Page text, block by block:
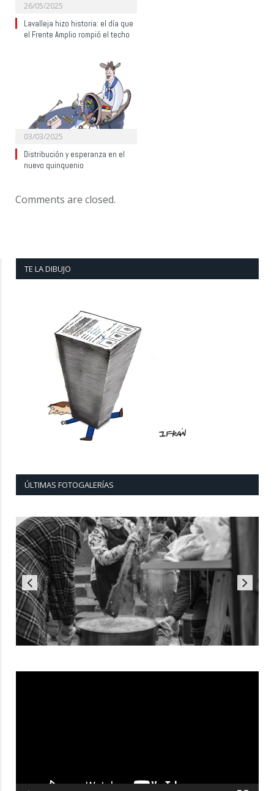
26/05/2025
Lavalleja hizo historia: el día que
el Frente Amplio rompió el techo
03/03/2025
Distribución y esperanza en el
nuevo quinquenio
Comments are closed.
TE LA DIBUJO
ÚLTIMAS FOTOGALERÍAS